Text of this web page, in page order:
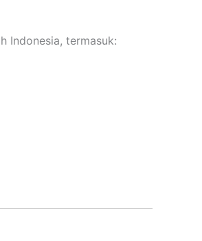
Indonesia, termasuk: